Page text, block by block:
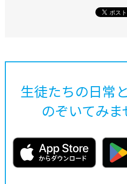
生徒たちの日常
のぞいてみま